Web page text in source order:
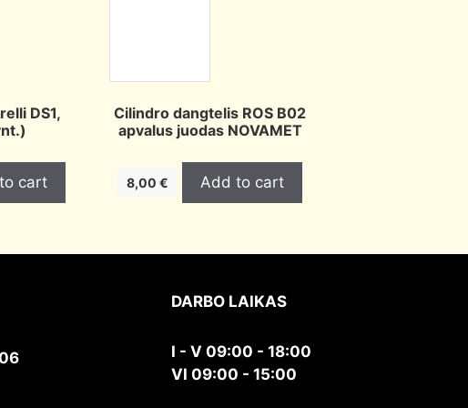
DS1,
cart
Cilindro dangtelis ROS B02
apvalus juodas NOVAMET
8,00€ Add to cart
DARBO LAIKAS
I - V 09:00 - 18:00
VI 09:00 - 15:00